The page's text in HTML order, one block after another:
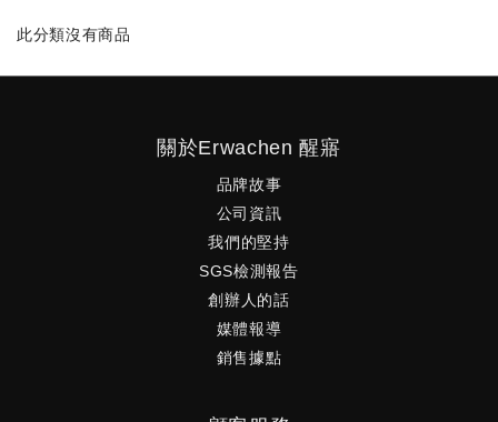
此分類沒有商品
關於Erwachen 醒寤
品牌故事
公司資訊
我們的堅持
SGS檢測報告
創辦人的話
媒體報導
銷售據點